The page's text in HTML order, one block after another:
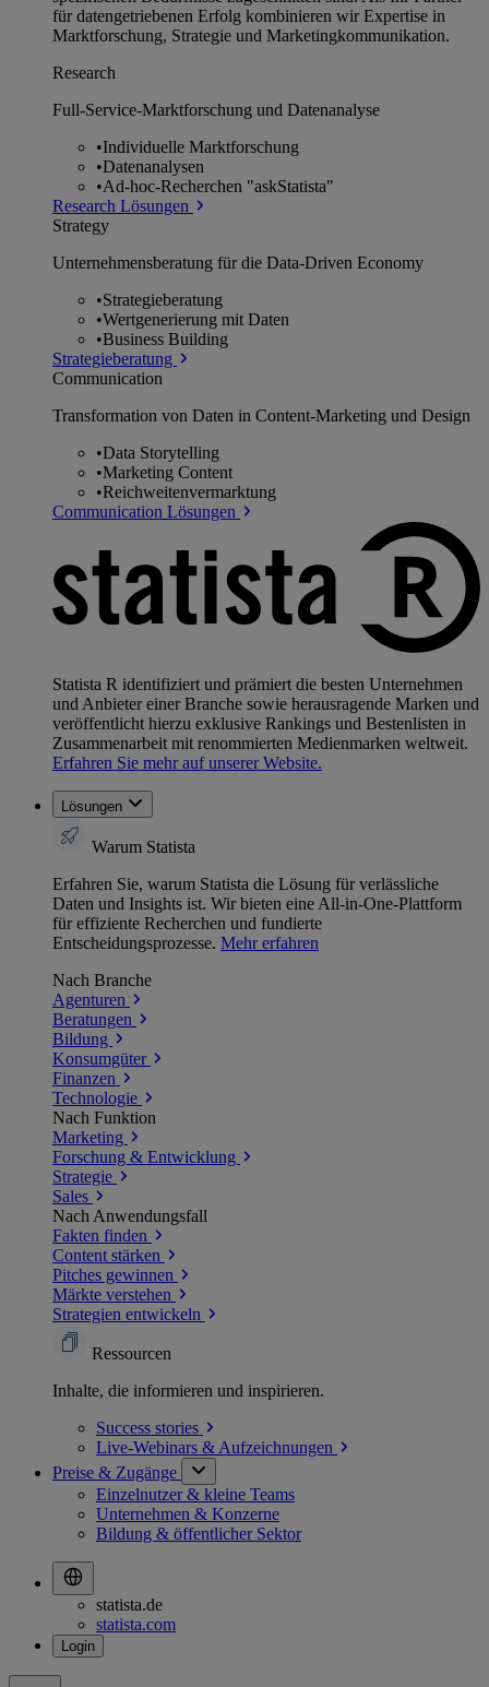
für datengetriebenen Erfolg kombinieren wir Expertise in
Marktforschung, Strategie und Marketingkommunikation.
Research
Full-Service-Marktforschung und Datenanalyse
•Individuelle Marktforschung
•Datenanalysen
•Ad-hoc-Recherchen "askStatista"
Research Lösungen
Strategy
Unternehmens­beratung für die Data-Driven Economy
•Strategieberatung
•Wertgenerierung mit Daten
•Business Building
Strategieberatung
Communication
Transformation von Daten in Content-Marketing und Design
•Data Storytelling
•Marketing Content
•Reichweitenvermarktung
Communication Lösungen
Statista R identifiziert und prämiert die besten Unternehmen
und Anbieter einer Branche sowie herausragende Marken und
veröffentlicht hierzu exklusive Rankings und Bestenlisten in
Zusammenarbeit mit renommierten Medienmarken weltweit.
Erfahren Sie mehr auf unserer Website.
Lösungen
Warum Statista
Erfahren Sie, warum Statista die Lösung für verlässliche
Daten und Insights ist. Wir bieten eine All-in-One-Plattform
für effiziente Recherchen und fundierte
Entscheidungsprozesse. Mehr erfahren
Nach Branche
Agenturen
Beratungen
Bildung
Konsumgüter
Finanzen
Technologie
Nach Funktion
Marketing
Forschung & Entwicklung
Strategie
Sales
Nach Anwendungsfall
Fakten finden
Content stärken
Pitches gewinnen
Märkte verstehen
Strategien entwickeln
Ressourcen
Inhalte, die informieren und inspirieren.
Success stories
Live-Webinars & Aufzeichnungen
Preise & Zugänge
Einzelnutzer & kleine Teams
Unternehmen & Konzerne
Bildung & öffentlicher Sektor
statista.de
statista.com